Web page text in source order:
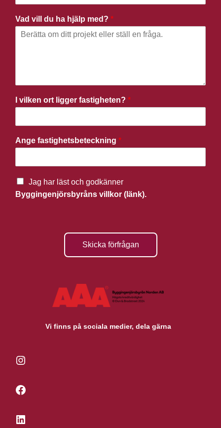
Vad vill du ha hjälp med? *
I vilken ort ligger fastigheten? *
Ange fastighetsbeteckning *
Jag har läst och godkänner
Byggingenjörsbyråns villkor (länk).
Skicka förfrågan
Vi finns på sociala medier, dela gärna
Instagram
Facebook
LinkedIn